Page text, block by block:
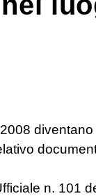
n. 101